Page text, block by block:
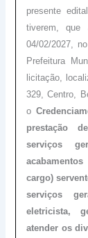
presente
tiverem,
04/02/2027,
Prefeitura
licitação,
329, Centro,
o
prestação
serviços
cargo)
serviços
eletricista,
atender os